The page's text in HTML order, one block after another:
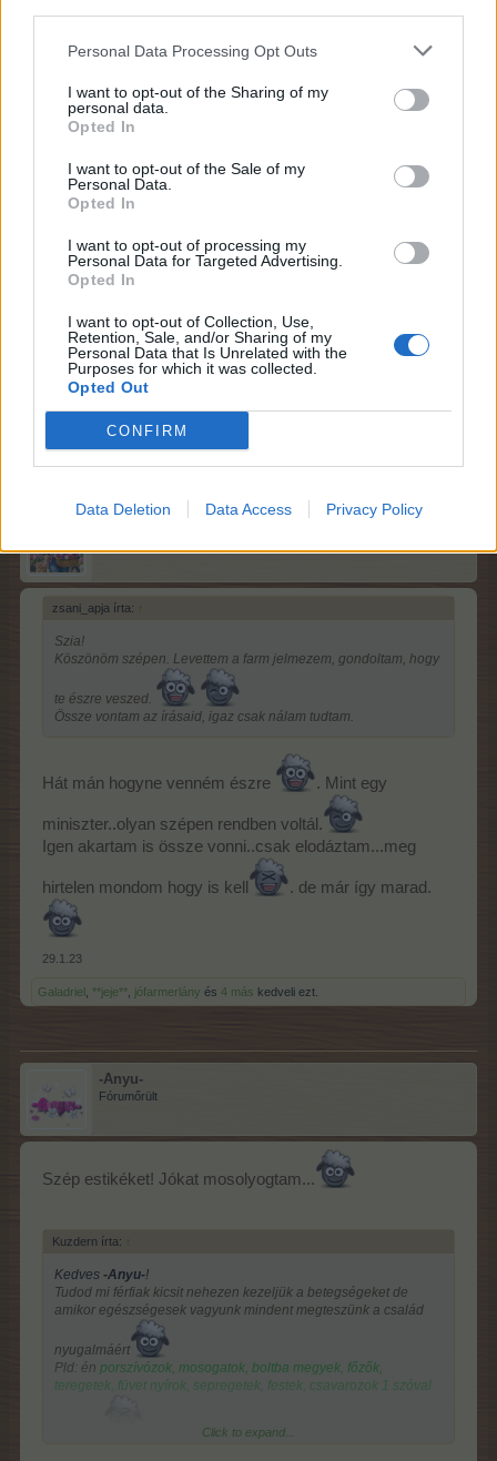
Personal Data Processing Opt Outs
I want to opt-out of the Sharing of my
personal data.
Opted In
I want to opt-out of the Sale of my
Personal Data.
Opted In
I want to opt-out of processing my
Personal Data for Targeted Advertising.
Opted In
I want to opt-out of Collection, Use,
Retention, Sale, and/or Sharing of my
Personal Data that Is Unrelated with the
Purposes for which it was collected.
Opted Out
CONFIRM
Data Deletion Data Access Privacy Policy
Köszönöm szépen. Levettem a farm jelmezem,
gondoltam, hogy te észre veszed.
Össze vontam az írásaid, igaz csak nálam tudtam.
Galadriel,**jeje** jófarmerlány
farmercsaj
Kivételes tehetség
Sziasztok ! Szavaztam !
jó éjt mindenkinek !
**jeje**,jófarmerlány
zsani_apja írta: ↑
Szia!
Köszönöm szépen. Levettem a farm jelmezem, gondoltam, hogy
te észre veszed.
Össze vontam az írásaid, igaz csak nálam tudtam.
Hát mán hogyne venném észre . Mint egy
miniszter..olyan szépen rendben voltál.
Igen akartam is össze vonni..csak elodáztam...meg
hirtelen mondom hogy is kell . de már így marad.
29.1.23
Galadriel , **jeje**, jófarmerlány és 4 más kedveli ezt.
-Anyu-
Fórumőrült
Szép estikéket! Jókat mosolyogtam...
Kuzdern írta: ↑
Kedves -Anyu-!
Tudod mi férfiak kicsit nehezen kezeljük a betegségeket de
amikor egészségesek vagyunk mindent megteszünk a család
nyugalmáért
Pld: én porszívózok, mosogatok, boltba megyek, főzők,
teregetek, füvet nyírok, sepregetek, festek, csavarozok 1 szóval
Nem kávézok, nem cigizek, nem iszok lötyi energia italokat,
Click to expand...